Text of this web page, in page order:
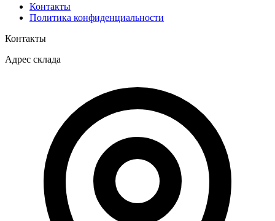
Контакты
Политика конфиденциальности
Контакты
Адрес склада